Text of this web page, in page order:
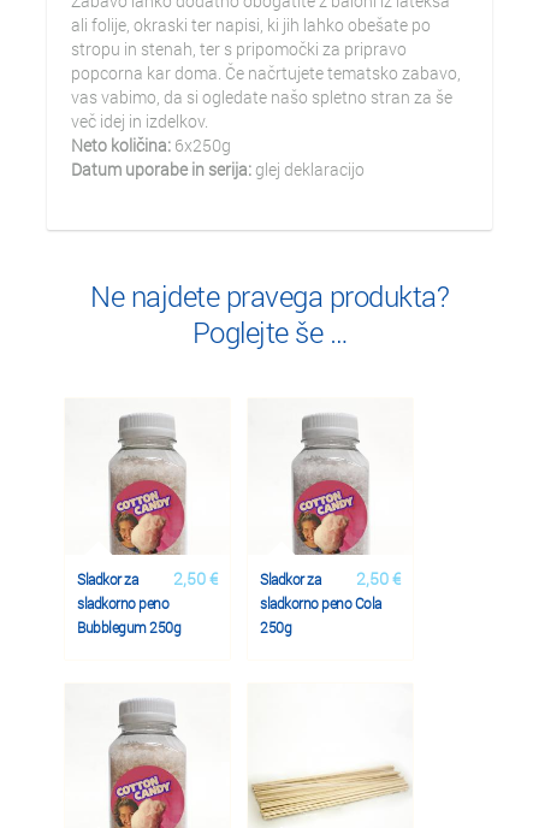
ali folije, okraski ter napisi, ki jih lahko obešate po
stropu in stenah, ter s pripomočki za pripravo
popcorna kar doma. Če načrtujete tematsko zabavo,
vas vabimo, da si ogledate našo spletno stran za še
več idej in izdelkov.
Neto količina: 6x250g
Datum uporabe in serija: glej deklaracijo
Ne najdete pravega produkta?
Poglejte še …
2,50 €
Sladkor za
sladkorno peno
Bubblegum 250g
2,50 €
Sladkor za
sladkorno peno Cola
250g